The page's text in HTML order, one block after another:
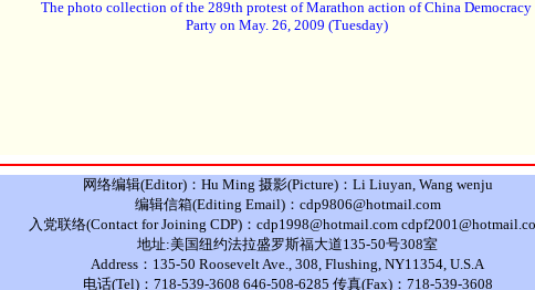
The photo collection of the 289th protest of Marathon action of China Democracy
Party on May. 26, 2009 (Tuesday)
网络编辑(Editor)：Hu Ming 摄影(Picture)：Li Liuyan, Wang wenju
编辑信箱(Editing Email)：cdp9806@hotmail.com
入党联络(Contact for Joining CDP)：cdp1998@hotmail.com
地址:美国纽约法拉盛罗斯福大道135-50号308室
Address：135-50 Roosevelt Ave., 308, Flushing, NY11354, U.S.A
电话(Tel)：718-539-3608 646-508-6285 传真(Fax)：718-539-3608